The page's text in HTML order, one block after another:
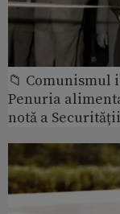
📁 Comunismul
Penuria
notă a